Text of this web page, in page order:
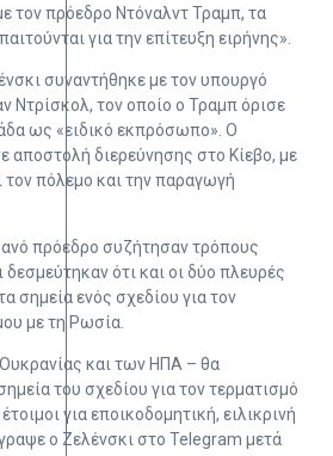
τον πρόεδρο Ντόναλντ Τραμπ, τα
για την επίτευξη ειρήνης».
συναντήθηκε με τον υπουργό
Ντρίσκολ, τον οποίο ο Τραμπ όρισε
ως «ειδικό εκπρόσωπο». Ο
αποστολή διερεύνησης στο Κίεβο, με
τον πόλεμο και την παραγωγή
πρόεδρο συζήτησαν τρόπους
δεσμεύτηκαν ότι και οι δύο πλευρές
σημεία ενός σχεδίου για τον
με τη Ρωσία.
και των ΗΠΑ – θα
του σχεδίου για τον τερματισμό
για εποικοδομητική, ειλικρινή
ο Ζελένσκι στο Telegram μετά